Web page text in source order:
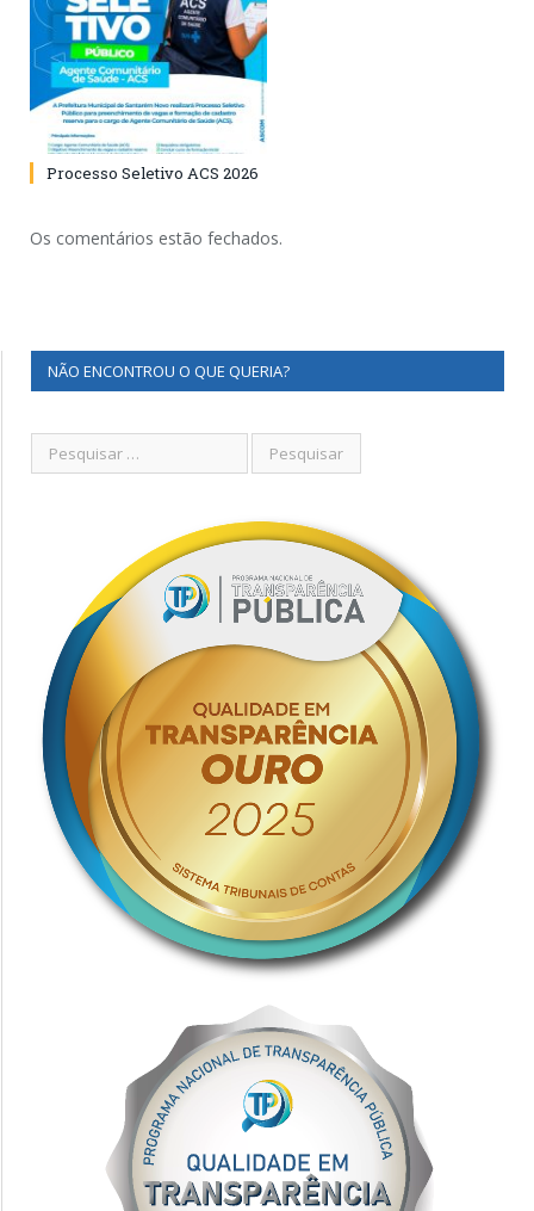
Processo Seletivo ACS 2026
Os comentários estão fechados.
NÃO ENCONTROU O QUE QUERIA?